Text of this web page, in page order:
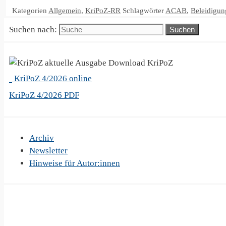
Kategorien Allgemein, KriPoZ-RR Schlagwörter ACAB,
Suchen nach:
KriPoZ
KriPoZ 4/2026 online
KriPoZ 4/2026 PDF
Archiv
Newsletter
Hinweise für Autor:innen